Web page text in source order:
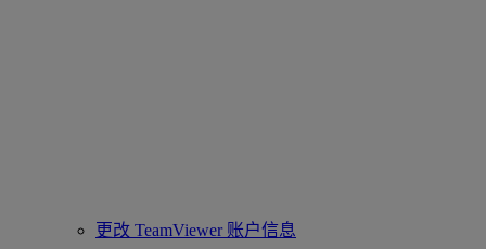
更改 TeamViewer 账户信息